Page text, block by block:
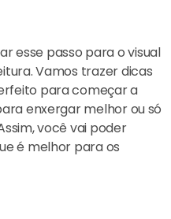
esse passo para o visual
Vamos trazer dicas
para começar a
enxergar melhor ou só
você vai poder
é melhor para os